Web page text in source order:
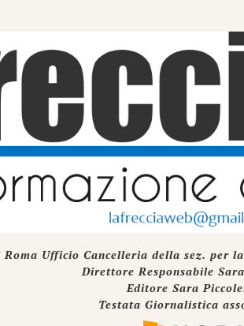
Ufficio Cancelleria della sez. per
Direttore Responsabile
Editore Sara
Testata Giornalistica